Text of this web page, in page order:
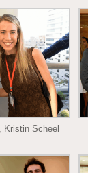
Kristin Scheel